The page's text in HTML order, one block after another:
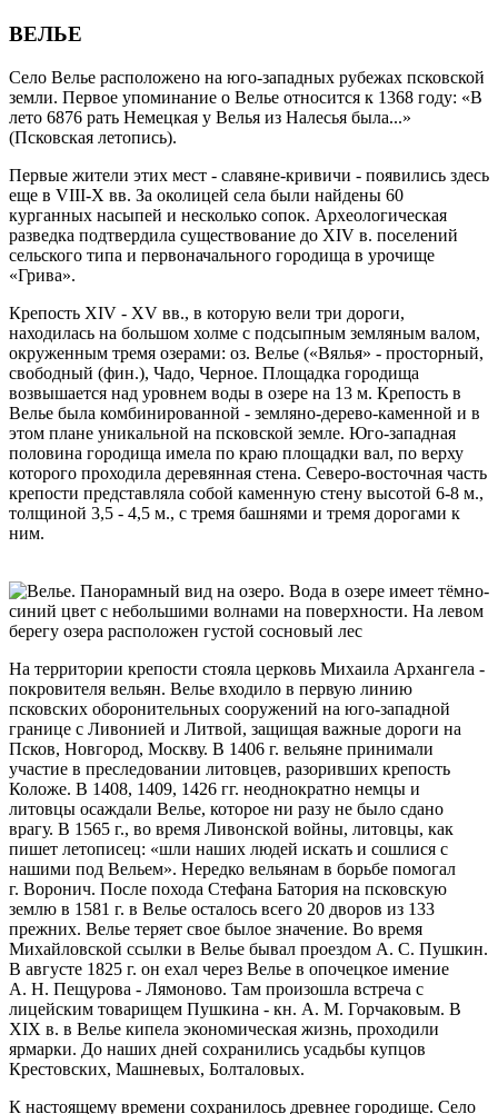
ВЕЛЬЕ
Село Велье расположено на юго-западных рубежах псковской
земли. Первое упоминание о Велье относится к 1368 году: «В
лето 6876 рать Немецкая у Велья из Налесья была...»
(Псковская летопись).
Первые жители этих мест - славяне-кривичи - появились здесь
еще в VIII-X вв. За околицей села были найдены 60
курганных насыпей и несколько сопок. Археологическая
разведка подтвердила существование до XIV в. поселений
сельского типа и первоначального городища в урочище
«Грива».
Крепость XIV - XV вв., в которую вели три дороги,
находилась на большом холме с подсыпным земляным валом,
окруженным тремя озерами: оз. Велье («Вялья» - просторный,
свободный (фин.), Чадо, Черное. Площадка городища
возвышается над уровнем воды в озере на 13 м. Крепость в
Велье была комбинированной - земляно-дерево-каменной и в
этом плане уникальной на псковской земле. Юго-западная
половина городища имела по краю площадки вал, по верху
которого проходила деревянная стена. Северо-восточная часть
крепости представляла собой каменную стену высотой 6-8 м.,
толщиной 3,5 - 4,5 м., с тремя башнями и тремя дорогами к
ним.
На территории крепости стояла церковь Михаила Архангела -
покровителя вельян. Велье входило в первую линию
псковских оборонительных сооружений на юго-западной
границе с Ливонией и Литвой, защищая важные дороги на
Псков, Новгород, Москву. В 1406 г. вельяне принимали
участие в преследовании литовцев, разоривших крепость
Коложе. В 1408, 1409, 1426 гг. неоднократно немцы и
литовцы осаждали Велье, которое ни разу не было сдано
врагу. В 1565 г., во время Ливонской войны, литовцы, как
пишет летописец: «шли наших людей искать и сошлися с
нашими под Вельем». Нередко вельянам в борьбе помогал
г. Воронич. После похода Стефана Батория на псковскую
землю в 1581 г. в Велье осталось всего 20 дворов из 133
прежних. Велье теряет свое былое значение. Во время
Михайловской ссылки в Велье бывал проездом А. С. Пушкин.
В августе 1825 г. он ехал через Велье в опочецкое имение
А. Н. Пещурова - Лямоново. Там произошла встреча с
лицейским товарищем Пушкина - кн. А. М. Горчаковым. В
XIX в. в Велье кипела экономическая жизнь, проходили
ярмарки. До наших дней сохранились усадьбы купцов
Крестовских, Машневых, Болталовых.
К настоящему времени сохранилось древнее городище. Село